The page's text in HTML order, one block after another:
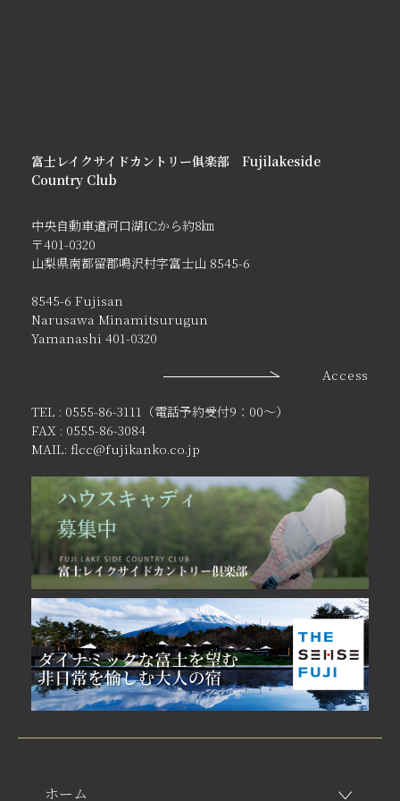
富士レイクサイドカントリー俱楽部 Fujilakeside
Country Club
中央自動車道河口湖ICから約8㎞
〒401-0320
山梨県南都留郡鳴沢村字富士山 8545-6
8545-6 Fujisan
Narusawa Minamitsurugun
Yamanashi 401-0320
Access
TEL : 0555-86-3111（電話予約受付9：00〜）
FAX : 0555-86-3084
MAIL: flcc@fujikanko.co.jp
ホーム